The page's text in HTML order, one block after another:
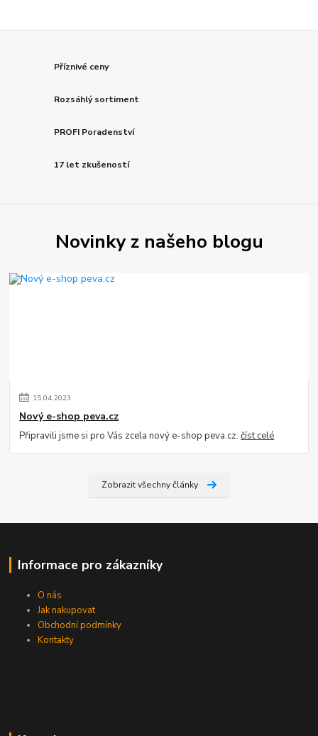
Příznivé ceny
Rozsáhlý sortiment
PROFI Poradenství
17 let zkušeností
Novinky z našeho blogu
15.04.2023
Nový e-shop peva.cz
Připravili jsme si pro Vás zcela nový e-shop peva.cz.číst celé
Zobrazit všechny články
Informace pro zákazníky
O nás
Jak nakupovat
Obchodní podmínky
Kontakty